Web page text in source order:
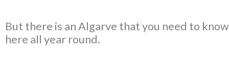
But there is an Algarve that you need to
here all year round.